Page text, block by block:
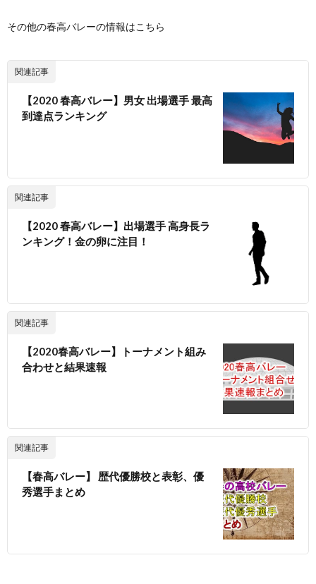
その他の春高バレーの情報はこちら
関連記事
【2020 春高バレー】男女 出場選手 最高
到達点ランキング
関連記事
【2020 春高バレー】出場選手 高身長ラ
ンキング！金の卵に注目！
関連記事
【2020春高バレー】トーナメント組み
合わせと結果速報
関連記事
【春高バレー】 歴代優勝校と表彰、優
秀選手まとめ